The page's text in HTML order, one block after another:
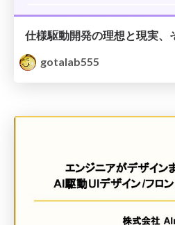
仕様駆動開発の理想と現実、
gotalab555